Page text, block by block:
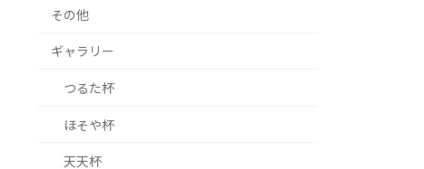
その他
ギャラリー
つるた杯
ほそや杯
天天杯